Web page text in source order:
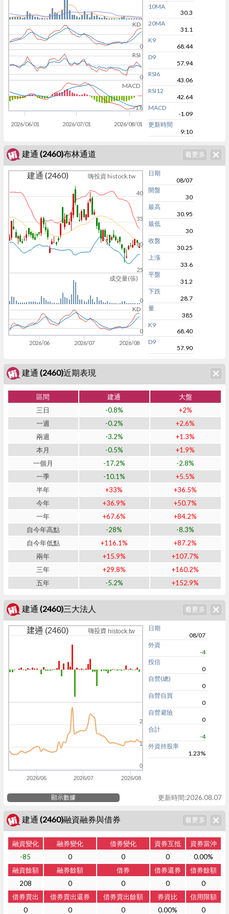
KD
RSI
MACD
2026/06/01 2026/07/01 2026/08/01
0
0
-1.6
10MA
30.3
20MA
31.1
K9
68.44
D9
57.94
RSI6
43.06
RSI12
42.64
MACD
-1.09
更新時間
9:10
建通 (2460)布林通道
成交量(張)
KD
建通 (2460) 嗨投資 histock.tw
2026/06 2026/07 2026/08
25
30
35
40
0
0
日期
08/07
開盤
30
最高
30.95
最低
30
收盤
30.25
上漲
33.6
平盤
31.2
下跌
28.7
量
385
K9
68.40
D9
57.90
建通 (2460)近期表現
區間 建通
大盤
三日
-0.8%
+2%
一週
-0.2%
+2.6%
兩週
-3.2%
+1.3%
本月
-0.5%
+1.9%
一個月
-17.2%
-2.8%
一季
-10.1%
+5.5%
半年
+33%
+36.5%
今年
+36.9%
+50.7%
一年
+67.6%
+84.2%
自今年高點
-28%
-8.3%
自今年低點
+116.1%
+87.2%
兩年
+15.9%
+107.7%
三年
+29.8%
+160.2%
五年
-5.2% +152.9%
建通 (2460)三大法人
建通 (2460) 嗨投資 histock.tw
2026/06 2026/07 2026/08
0
1
2
日期
08/07
外資
-4
投信
0
自營(總)
0
自營自買
0
自營避險
0
合計
-4
外資持股率
1.23%
顯示數據 更新時間:2026.08.07
建通 (2460)融資融券與借券
融資變化 融券變化 借券變化 資券互抵
資券當沖
-85
0 0 0
0.00%
融資餘額
融券餘額 借券 借券還券
借券餘額
208
0 0 0
0
借券賣出
借券賣出還券 借券賣出餘額 券資比
信用限額
0
0 0 0.00% 0